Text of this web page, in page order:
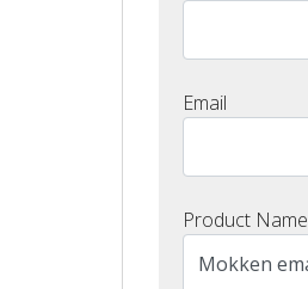
Email
Product Name